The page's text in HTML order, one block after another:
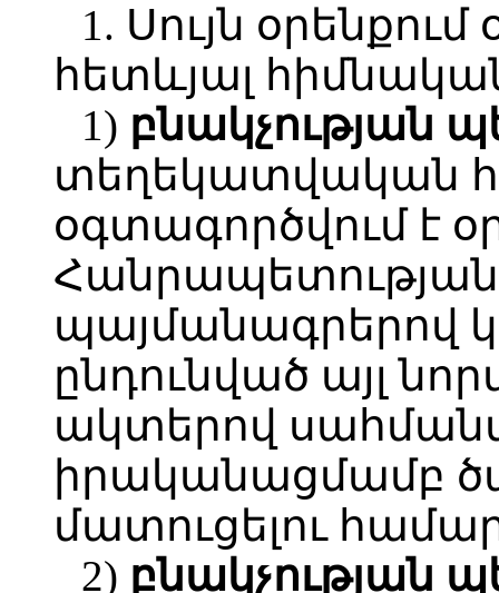
1. Սույն
հետևյալ
1) բնակչության
տեղեկատվական
օգտագործվում է
Հանրապետության
պայմանագրերով
ընդունված այլ
ակտերով
իրականացմամբ
մատուցելու
2) բնակչության